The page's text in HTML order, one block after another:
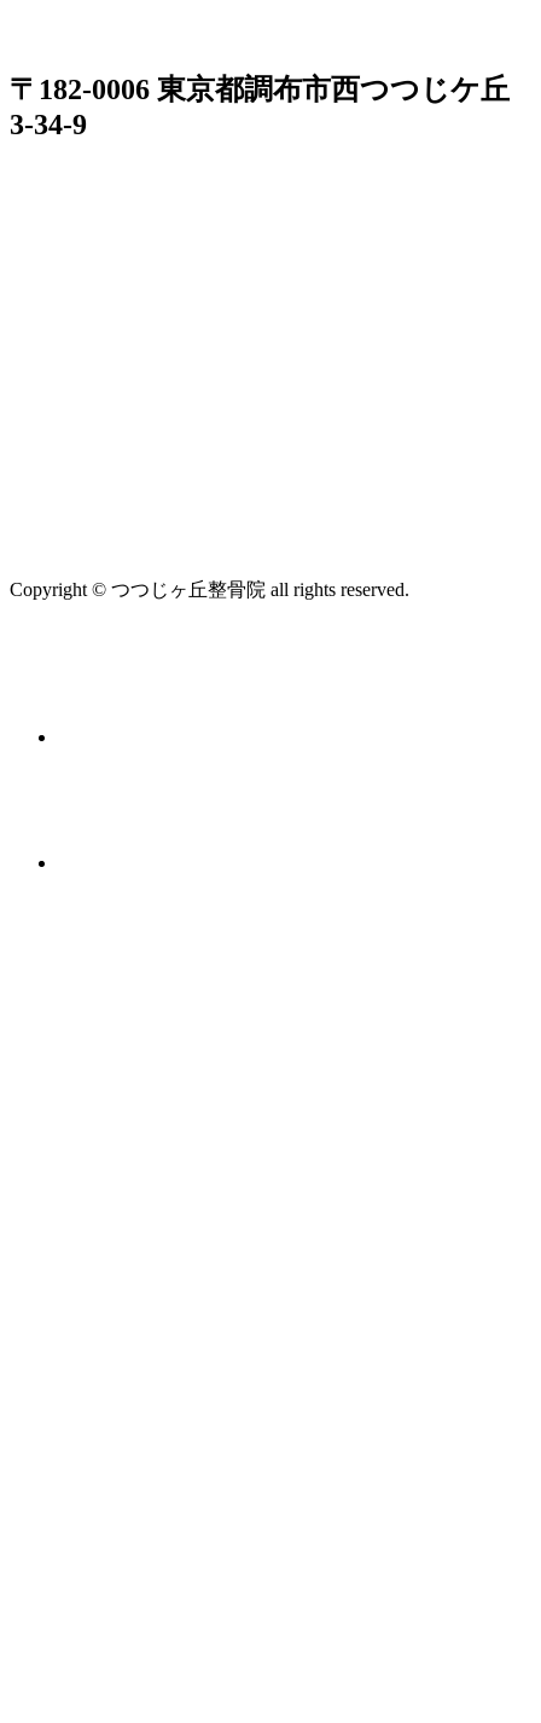
〒182-0006 東京都調布市西つつじケ丘
3-34-9
Copyright © つつじヶ丘整骨院 all rights reserved.